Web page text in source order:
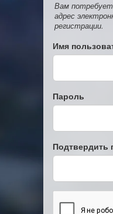
Вам
адрес
регистрации.
Имя
Пароль
Подтвердить